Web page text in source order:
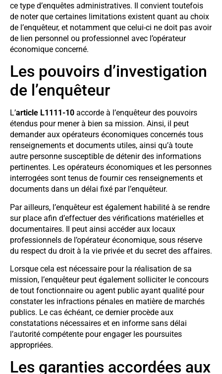
ce type d’enquêtes administratives. Il convient toutefois
de noter que certaines limitations existent quant au choix
de l’enquêteur, et notamment que celui-ci ne doit pas avoir
de lien personnel ou professionnel avec l’opérateur
économique concerné.
Les pouvoirs d’investigation
de l’enquêteur
L’article L1111-10 accorde à l’enquêteur des pouvoirs
étendus pour mener à bien sa mission. Ainsi, il peut
demander aux opérateurs économiques concernés tous
renseignements et documents utiles, ainsi qu’à toute
autre personne susceptible de détenir des informations
pertinentes. Les opérateurs économiques et les personnes
interrogées sont tenus de fournir ces renseignements et
documents dans un délai fixé par l’enquêteur.
Par ailleurs, l’enquêteur est également habilité à se rendre
sur place afin d’effectuer des vérifications matérielles et
documentaires. Il peut ainsi accéder aux locaux
professionnels de l’opérateur économique, sous réserve
du respect du droit à la vie privée et du secret des affaires.
Lorsque cela est nécessaire pour la réalisation de sa
mission, l’enquêteur peut également solliciter le concours
de tout fonctionnaire ou agent public ayant qualité pour
constater les infractions pénales en matière de marchés
publics. Le cas échéant, ce dernier procède aux
constatations nécessaires et en informe sans délai
l’autorité compétente pour engager les poursuites
appropriées.
Les garanties accordées aux